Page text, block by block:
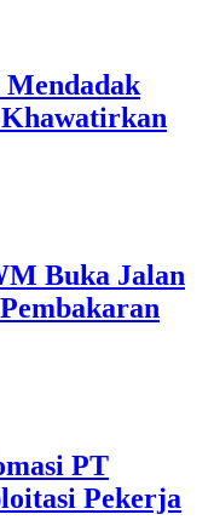
Buka Jalan
PT
Pekerja